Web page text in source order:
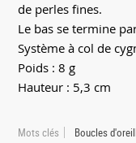
de perles fines.
Le bas se termine
Système à col de
Poids : 8 g
Hauteur : 5,3 cm
Mots clés Boucles